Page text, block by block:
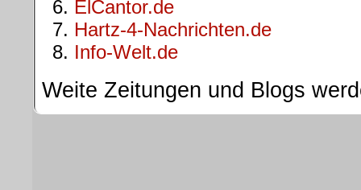
ElCantor.de
Hartz-4-Nachrichten.de
Info-Welt.de
Weite Zeitungen und Blogs